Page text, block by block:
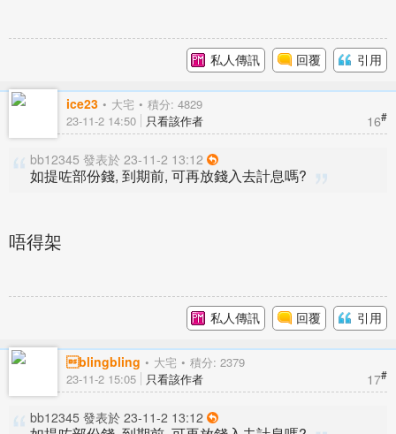
私人傳訊 回覆 引用
ice23 大宅 積分: 4829
16#
23-11-2 14:50 只看該作者
bb12345 發表於 23-11-2 13:12
如提咗部份錢, 到期前, 可再放錢入去計息嗎?
唔得架
私人傳訊 回覆 引用
blingbling 大宅 積分: 2379
17#
23-11-2 15:05 只看該作者
bb12345 發表於 23-11-2 13:12